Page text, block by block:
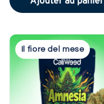
Il fiore del mese